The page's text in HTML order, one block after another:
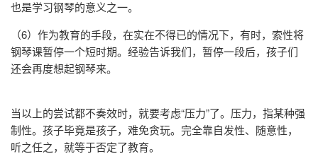
也是学习钢琴的意义之一。
（6）作为教育的手段，在实在不得已的情况下，有时，索性将
钢琴课暂停一个短时期。经验告诉我们，暂停一段后，孩子们
还会再度想起钢琴来。
当以上的尝试都不奏效时，就要考虑“压力”了。压力，指某种强
制性。孩子毕竟是孩子，难免贪玩。完全靠自发性、随意性，
听之任之，就等于否定了教育。